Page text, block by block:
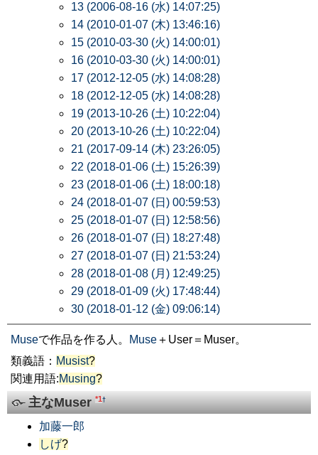
13 (2006-08-16 (水) 14:07:25)
14 (2010-01-07 (木) 13:46:16)
15 (2010-03-30 (火) 14:00:01)
16 (2010-03-30 (火) 14:00:01)
17 (2012-12-05 (水) 14:08:28)
18 (2012-12-05 (水) 14:08:28)
19 (2013-10-26 (土) 10:22:04)
20 (2013-10-26 (土) 10:22:04)
21 (2017-09-14 (木) 23:26:05)
22 (2018-01-06 (土) 15:26:39)
23 (2018-01-06 (土) 18:00:18)
24 (2018-01-07 (日) 00:59:53)
25 (2018-01-07 (日) 12:58:56)
26 (2018-01-07 (日) 18:27:48)
27 (2018-01-07 (日) 21:53:24)
28 (2018-01-08 (月) 12:49:25)
29 (2018-01-09 (火) 17:48:44)
30 (2018-01-12 (金) 09:06:14)
Museで作品を作る人。 Muse＋User＝Muser。
類義語： Musist?
関連用語:Musing?
主なMuser*1†
加藤一郎
しげ?